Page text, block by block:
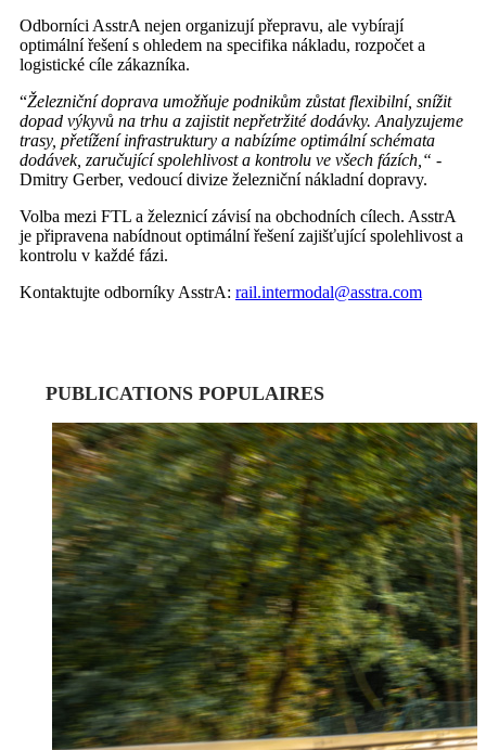
Odborníci AsstrA nejen organizují přepravu, ale vybírají
optimální řešení s ohledem na specifika nákladu, rozpočet a
logistické cíle zákazníka.
“Železniční doprava umožňuje podnikům zůstat flexibilní, snížit
dopad výkyvů na trhu a zajistit nepřetržité dodávky. Analyzujeme
trasy, přetížení infrastruktury a nabízíme optimální schémata
dodávek, zaručující spolehlivost a kontrolu ve všech fázích,“ -
Dmitry Gerber, vedoucí divize železniční nákladní dopravy.
Volba mezi FTL a železnicí závisí na obchodních cílech. AsstrA
je připravena nabídnout optimální řešení zajišťující spolehlivost a
kontrolu v každé fázi.
Kontaktujte odborníky AsstrA: rail.intermodal@asstra.com
PUBLICATIONS POPULAIRES